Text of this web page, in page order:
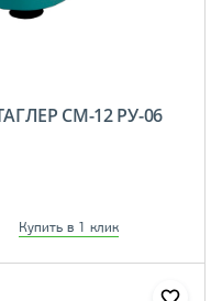
СМ-12 РУ-06
Купить в 1 клик